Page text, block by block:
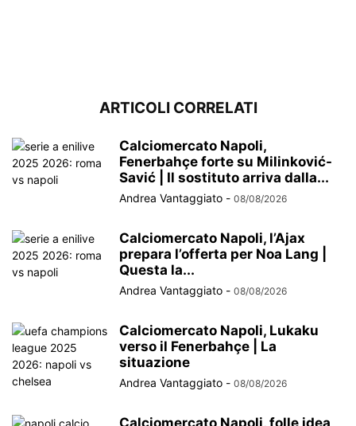
ARTICOLI CORRELATI
Calciomercato Napoli,
Fenerbahçe forte su Milinković-
Savić | Il sostituto arriva dalla...
Andrea Vantaggiato - 08/08/2026
Calciomercato Napoli, l’Ajax
prepara l’offerta per Noa Lang |
Questa la...
Andrea Vantaggiato - 08/08/2026
Calciomercato Napoli, Lukaku
verso il Fenerbahçe | La
situazione
Andrea Vantaggiato - 08/08/2026